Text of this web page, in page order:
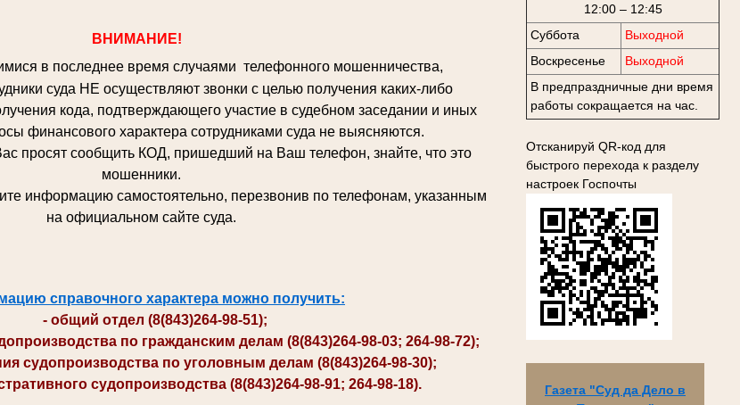
12:00 – 12:45
Суббота
Выходной
Воскресенье
Выходной
В предпраздничные дни время
работы сокращается на час.
Отсканируй QR-код для
быстрого перехода к разделу
настроек Госпочты
Газета "Суд да Дело в
ВНИМАНИЕ!
в последнее время случаями телефонного мошенничества,
суда НЕ осуществляют звонки с целью получения каких-либо
кода, подтверждающего участие в судебном заседании и иных
финансового характера сотрудниками суда не выясняются.
просят сообщить КОД, пришедший на Ваш телефон, знайте, что это
мошенники.
информацию самостоятельно, перезвонив по телефонам, указанным
на официальном сайте суда.
справочного характера можно получить:
- общий отдел (8(843)264-98-51);
по гражданским делам (8(843)264-98-03; 264-98-72);
судопроизводства по уголовным делам (8(843)264-98-30);
судопроизводства (8(843)264-98-91; 264-98-18).